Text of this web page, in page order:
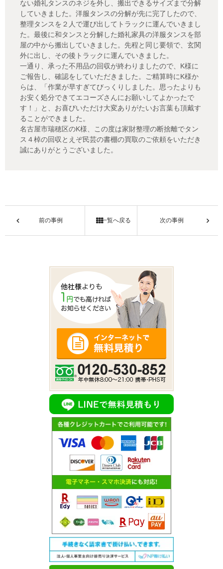
ない婚礼タンスのネジを外し、搬出できるサイズまで分解
していきました。洋服タンスの分解が先に完了したので、
整理タンスを２人で運び出してトラックに運んでいきまし
た。最後に和タンスと分解した婚礼家具の洋服タンスを部
屋の中から搬出していきました。先程と同じ要領で、玄関
外に出し、その後トラックに運んでいきました。
一通り、承った不用品の回収が終わりましたので、K様に
ご報告し、確認をしていただきました。ご精算時にK様か
らは、「作業が早すぎてびっくりしました。思ったよりも
お安く処分できてエコーズさんにお願いしてよかったで
す！」と、お喜びいただけ大変ありがたいお言葉も頂戴す
ることができました。
名古屋市瑞穂区のK様、この度は家財整理の断捨離でタン
ス４棹の回収とえぞ民芸の書棚の買取のご依頼をいただき
誠にありがとうございました。
前の事例 一覧へ戻る 次の事例